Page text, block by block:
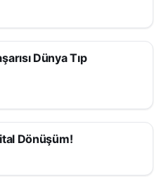
Dünya Tıp
Dönüşüm!